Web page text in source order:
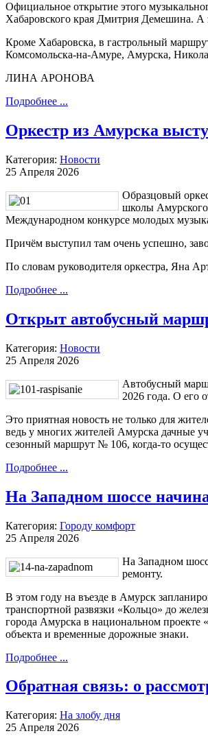
Официальное открытие этого
Хабаровского края Дмитрия Демешина. А
Кроме Хабаровска, в гастрольный
Комсомольска-на-Амуре, Амурска,
ЛИНА АРОНОВА
Подробнее ...
Оркестр из Амурска
Категория: Новости
25 Апреля 2026
Образцовый
школы Амурского
Международном конкурсе молодых
Причём выступил там очень успешно,
По словам руководителя оркестра, Яна
Подробнее ...
Открыт автобусный
Категория: Новости
25 Апреля 2026
Автобусный
2026 года. О его
Это приятная новость не только для
ведь у многих жителей Амурска дачные
сезонный маршрут № 106, когда-то
Подробнее ...
На Западном шоссе
Категория: Городу комфорт
25 Апреля 2026
На Западном
ремонту.
В этом году на въезде в Амурск
транспортной развязки «Кольцо» до
города Амурска в национальном проекте
объекта и временные дорожные знаки.
Подробнее ...
Обратная связь: о
Категория: На злобу дня
25 Апреля 2026